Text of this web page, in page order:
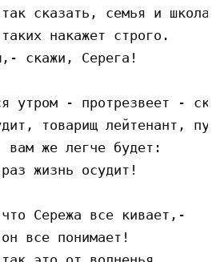
сказать, семья и
накажет строго.
скажи, Серега!
утром - протрезвеет -
товарищ лейтенант,
вам же легче будет:
жизнь осудит!
Сережа все кивает,-
все понимает!